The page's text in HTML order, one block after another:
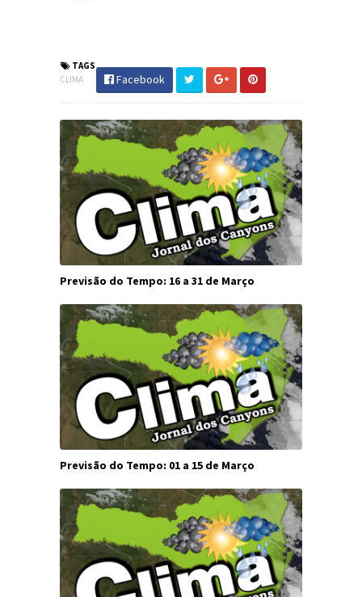
TAGS
CLIMA
Facebook
Previsão do Tempo: 16 a 31 de Março
Previsão do Tempo: 01 a 15 de Março